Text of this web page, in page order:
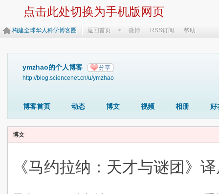
点击此处切换为手机版网页
构建全球华人科学博客圈 返回首页 微博 RSS订阅 帮助
ymzhao的个人博客 分享
http://blog.sciencenet.cn/u/ymzhao
博客首页 动态 博文 视频 相册 好
博文
《马约拉纳：天才与谜团》